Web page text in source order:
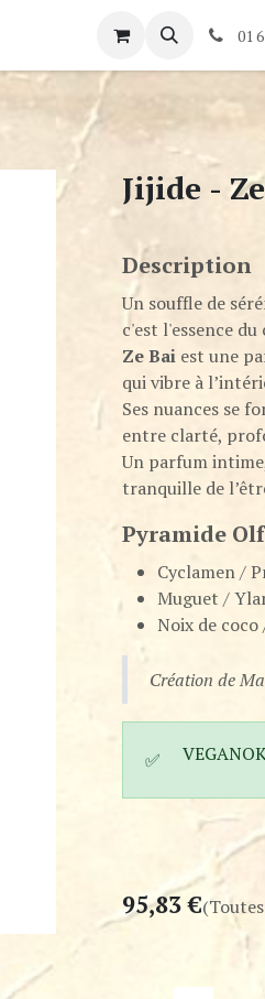
01
Jijide -
Description
Un souffle de
c'est l'essence
Ze Bai est une
qui vibre à
Ses nuances se
entre clarté,
Un parfum
tranquille de
Pyramide
Cyclamen /
Muguet /
Noix de
Création de
✅
95,83€